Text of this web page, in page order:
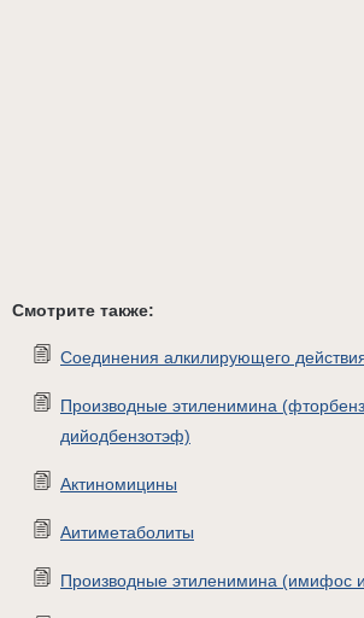
Смотрите также:
Соединения алкилирующего
Производные этиленимина
дийодбензотэф)
Актиномицины
Аитиметаболиты
Производные этиленимина (имифос